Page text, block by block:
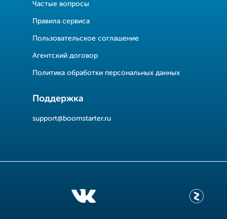
Частые вопросы
Правила сервиса
Пользовательское соглашение
Агентский договор
Политика обработки персональных данных
Поддержка
support@boomstarter.ru